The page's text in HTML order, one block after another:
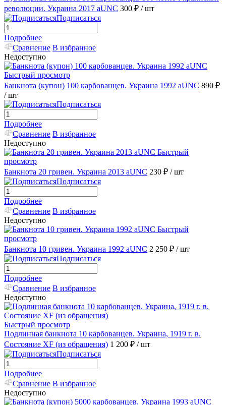
революции. Украина 2017 aUNC 300 ₽ / шт
Подписаться
Подробнее
Сравнение В избранное
Недоступно
Быстрый просмотр
Банкнота (купон) 100 карбованцев. Украина 1992 aUNC 890 ₽
/ шт
Подписаться
Подробнее
Сравнение В избранное
Недоступно
Быстрый
просмотр
Банкнота 20 гривен. Украина 2013 aUNC 230 ₽ / шт
Подписаться
Подробнее
Сравнение В избранное
Недоступно
Быстрый
просмотр
Банкнота 10 гривен. Украина 1992 aUNC 2 250 ₽ / шт
Подписаться
Подробнее
Сравнение В избранное
Недоступно
Быстрый просмотр
Подлинная банкнота 10 карбованцев. Украина, 1919 г. в.
Состояние XF (из обращения) 1 200 ₽ / шт
Подписаться
Подробнее
Сравнение В избранное
Недоступно